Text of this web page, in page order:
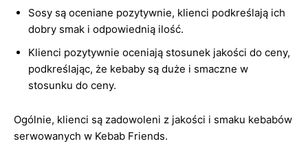
Sosy są oceniane pozytywnie, klienci podkreślają ich
dobry smak i odpowiednią ilość.
Klienci pozytywnie oceniają stosunek jakości do ceny,
podkreślając, że kebaby są duże i smaczne w
stosunku do ceny.
Ogólnie, klienci są zadowoleni z jakości i smaku kebabów
serwowanych w Kebab Friends.